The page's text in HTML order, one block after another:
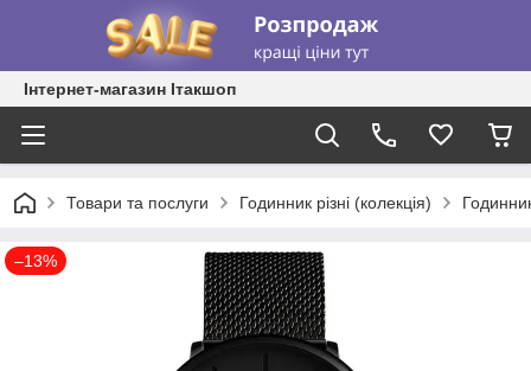
Інтернет-магазин Ітакшоп
Товари та послуги Годинник різні (колекція)
–13%